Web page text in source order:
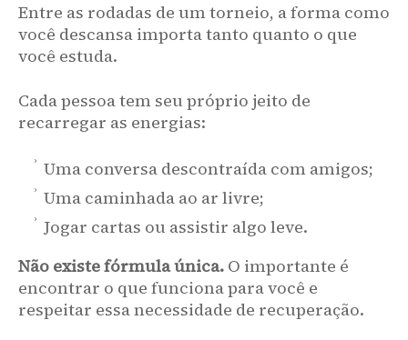
Entre as rodadas de um torneio, a forma como
você descansa importa tanto quanto o que
você estuda.
Cada pessoa tem seu próprio jeito de
recarregar as energias:
Uma conversa descontraída com amigos;
Uma caminhada ao ar livre;
Jogar cartas ou assistir algo leve.
Não existe fórmula única. O importante é
encontrar o que funciona para você e
respeitar essa necessidade de recuperação.